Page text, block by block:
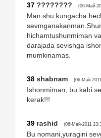
37 ???????? (06-Май-
Man shu kungacha
hichamtushunmiman
darajada sevishga
mumkinamas.
38 shabnam (06-Май-
Ishonmiman, bu kabi
kerak!!!
39 rashid (06-Май-2011
Bu nomani,yuragini